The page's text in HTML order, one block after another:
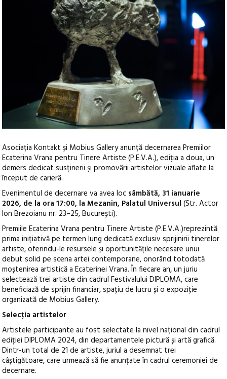
Asociația Kontakt și Mobius Gallery anunță decernarea Premiilor
Ecaterina Vrana pentru Tinere Artiste (P.E.V.A.), ediția a doua, un
demers dedicat susținerii și promovării artistelor vizuale aflate la
început de carieră.
Evenimentul de decernare va avea loc sâmbătă, 31 ianuarie
2026, de la ora 17:00, la Mezanin, Palatul Universul (Str. Actor
Ion Brezoianu nr. 23–25, București).
Premiile Ecaterina Vrana pentru Tinere Artiste (P.E.V.A.)reprezintă
prima inițiativă pe termen lung dedicată exclusiv sprijinirii tinerelor
artiste, oferindu-le resursele și oportunitățile necesare unui
debut solid pe scena artei contemporane, onorând totodată
moștenirea artistică a Ecaterinei Vrana. În fiecare an, un juriu
selectează trei artiste din cadrul Festivalului DIPLOMA, care
beneficiază de sprijin financiar, spațiu de lucru și o expoziție
organizată de Mobius Gallery.
Selecția artistelor
Artistele participante au fost selectate la nivel național din cadrul
ediției DIPLOMA 2024, din departamentele pictură și artă grafică.
Dintr-un total de 21 de artiste, juriul a desemnat trei
câștigătoare, care urmează să fie anunțate în cadrul ceremoniei de
decernare.